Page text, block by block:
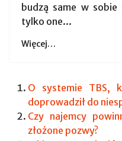
budzą same w
tylko one...
Więcej…
O systemie TBS,
doprowadził do
Czy najemcy
złożone pozwy?